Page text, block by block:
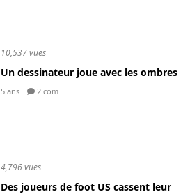
10,537 vues
Un dessinateur joue avec les ombres
5 ans 2 com
4,796 vues
Des joueurs de foot US cassent leur